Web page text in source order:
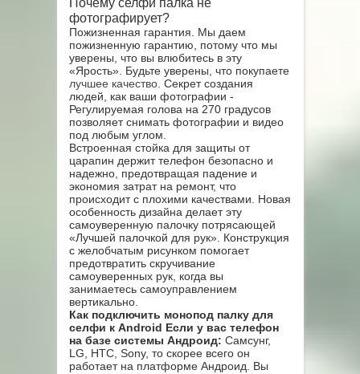
фотографирует?
Пожизненная гарантия. Мы даем
пожизненную гарантию, потому что мы
уверены, что вы влюбитесь в эту
«Ярость». Будьте уверены, что покупаете
лучшее качество. Секрет создания
людей, как ваши фотографии -
Регулируемая голова на 270 градусов
позволяет снимать фотографии и видео
под любым углом.
Встроенная стойка для защиты от
царапин держит телефон безопасно и
надежно, предотвращая падение и
экономия затрат на ремонт, что
происходит с плохими качествами. Новая
особенность дизайна делает эту
самоуверенную палочку потрясающей
«Лучшей палочкой для рук». Конструкция
с желобчатым рисунком помогает
предотвратить скручивание
самоуверенных рук, когда вы
занимаетесь самоуправлением
вертикально.
Как подключить монопод палку для
селфи к Android Если у вас телефон
на базе системы Андроид: Cамсунг,
LG, HTC, Sony, то скорее всего он
работает на платформе Андроид. Вы